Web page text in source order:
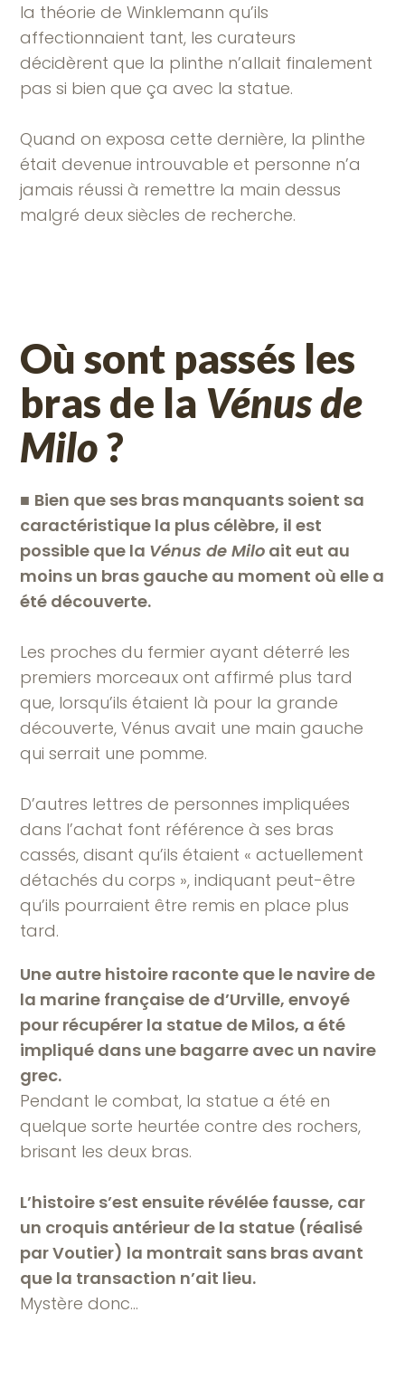
la théorie de Winklemann qu’ils
affectionnaient tant, les curateurs
décidèrent que la plinthe n’allait finalement
pas si bien que ça avec la statue.
Quand on exposa cette dernière, la plinthe
était devenue introuvable et personne n’a
jamais réussi à remettre la main dessus
malgré deux siècles de recherche.
Où sont passés les
bras de la Vénus de
Milo?
■ Bien que ses bras manquants soient sa
caractéristique la plus célèbre, il est
possible que la Vénus de Milo ait eut au
moins un bras gauche au moment où elle a
été découverte.
Les proches du fermier ayant déterré les
premiers morceaux ont affirmé plus tard
que, lorsqu’ils étaient là pour la grande
découverte, Vénus avait une main gauche
qui serrait une pomme.
D’autres lettres de personnes impliquées
dans l’achat font référence à ses bras
cassés, disant qu’ils étaient « actuellement
détachés du corps », indiquant peut-être
qu’ils pourraient être remis en place plus
tard.
Une autre histoire raconte que le navire de
la marine française de d’Urville, envoyé
pour récupérer la statue de Milos, a été
impliqué dans une bagarre avec un navire
grec.
Pendant le combat, la statue a été en
quelque sorte heurtée contre des rochers,
brisant les deux bras.
L’histoire s’est ensuite révélée fausse, car
un croquis antérieur de la statue (réalisé
par Voutier) la montrait sans bras avant
que la transaction n’ait lieu.
Mystère donc…